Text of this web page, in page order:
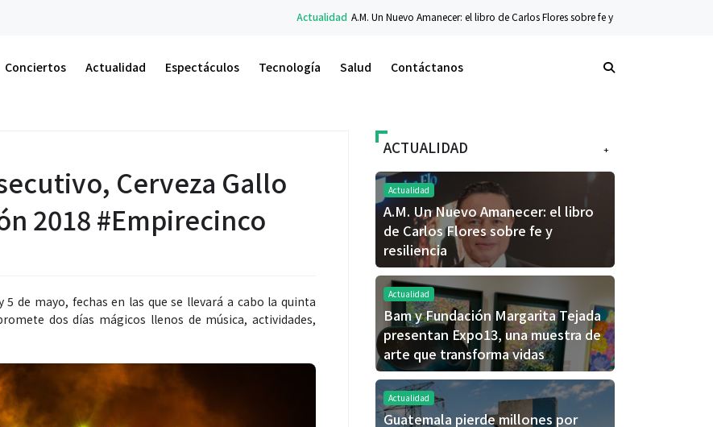
A.M. Un Nuevo Amanecer: el libro de Carlos Flores sobre fe y resiliencia Tecnología
Conciertos Actualidad Espectáculos Tecnología Salud Contáctanos
Cerveza Gallo
2018 #Empirecinco
de mayo, fechas en las que se llevará a cabo la quinta
dos días mágicos llenos de música, actividades,
+
ACTUALIDAD
Actualidad
A.M. Un Nuevo Amanecer: el libro
de Carlos Flores sobre fe y
resiliencia
Actualidad
Bam y Fundación Margarita Tejada
presentan Expo13, una muestra de
arte que transforma vidas
Actualidad
Guatemala pierde millones por